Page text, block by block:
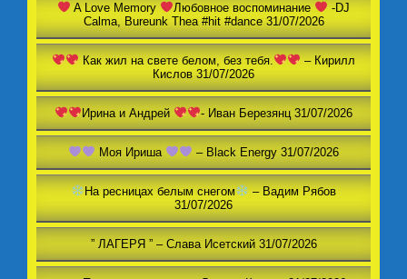
A Love Memory Любовное воспоминание
-DJ
Calma, Bureunk Thea #hit #dance 31/07/2026
Как жил на свете белом, без тебя.
– Кирилл
Кислов 31/07/2026
Ирина и Андрей - Иван Березянц 31/07/2026
Моя Ириша – Black Energy 31/07/2026
На ресницах белым снегом
– Вадим Рябов
31/07/2026
” ЛАГЕРЯ ” – Слава Исетский 31/07/2026